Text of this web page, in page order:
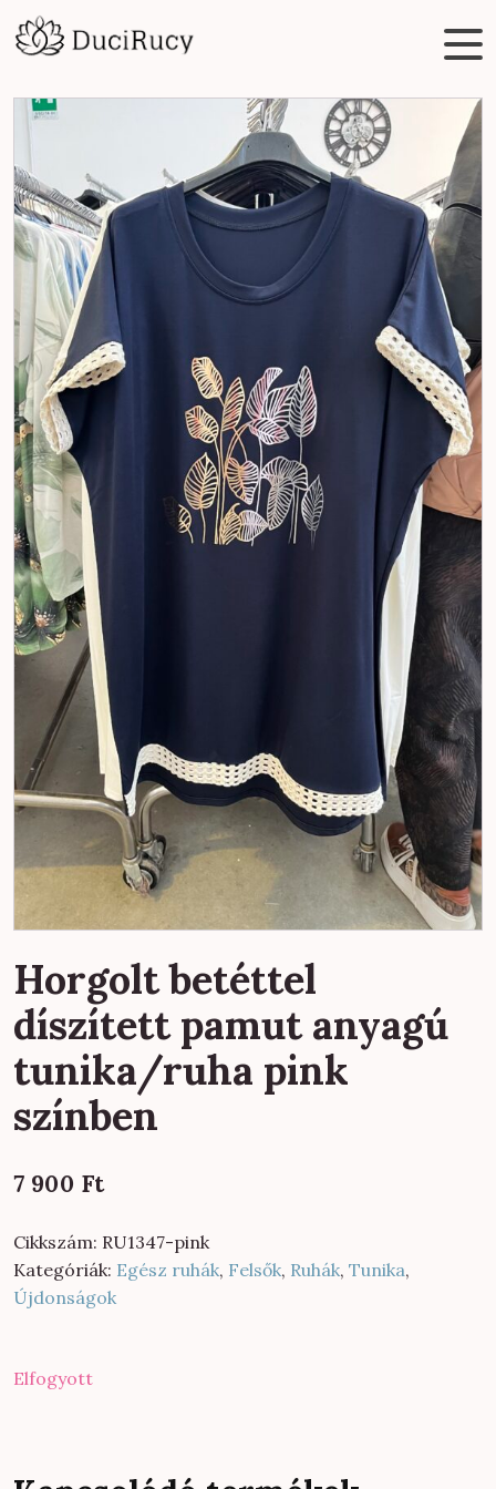
Horgolt betéttel
díszített pamut anyagú
tunika/ruha pink
színben
7 900 Ft
Cikkszám: RU1347-pink
Kategóriák: Egész ruhák, Felsők, Ruhák, Tunika,
Újdonságok
Elfogyott